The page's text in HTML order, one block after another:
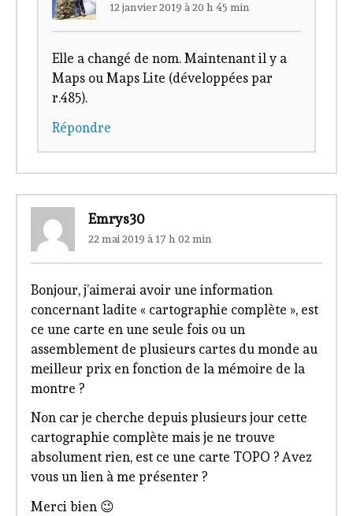
12 janvier 2019 à 20 h 45 min
Elle a changé de nom. Maintenant il y a
Maps ou Maps Lite (développées par
r.485).
Répondre
Emrys30
22 mai 2019 à 17 h 02 min
Bonjour, j’aimerai avoir une information
concernant ladite « cartographie complète », est
ce une carte en une seule fois ou un
assemblement de plusieurs cartes du monde au
meilleur prix en fonction de la mémoire de la
montre ?
Non car je cherche depuis plusieurs jour cette
cartographie complète mais je ne trouve
absolument rien, est ce une carte TOPO ? Avez
vous un lien à me présenter ?
Merci bien 😉